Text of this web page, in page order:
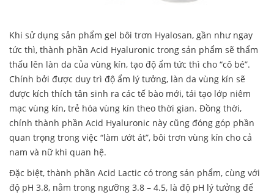
Khi sử dụng sản phẩm gel bôi trơn Hyalosan, gần như ngay
tức thì, thành phần Acid Hyaluronic trong sản phẩm sẽ thẩm
thấu lên làn da của vùng kín, tạo độ ẩm tức thì cho “cô bé”.
Chính bởi được duy trì độ ẩm lý tưởng, làn da vùng kín sẽ
được kích thích tân sinh ra các tế bào mới, tái tạo lớp niêm
mạc vùng kín, trẻ hóa vùng kín theo thời gian. Đồng thời,
chính thành phần Acid Hyaluronic này cũng đóng góp phần
quan trọng trong việc “làm ướt át”, bôi trơn vùng kín cho cả
nam và nữ khi quan hệ.
Đặc biệt, thành phần Acid Lactic có trong sản phẩm, cùng với
độ pH 3.8, nằm trong ngưỡng 3.8 – 4.5, là độ pH lý tưởng để